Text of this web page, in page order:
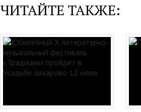
ЧИТАЙТЕ ТАКЖЕ: